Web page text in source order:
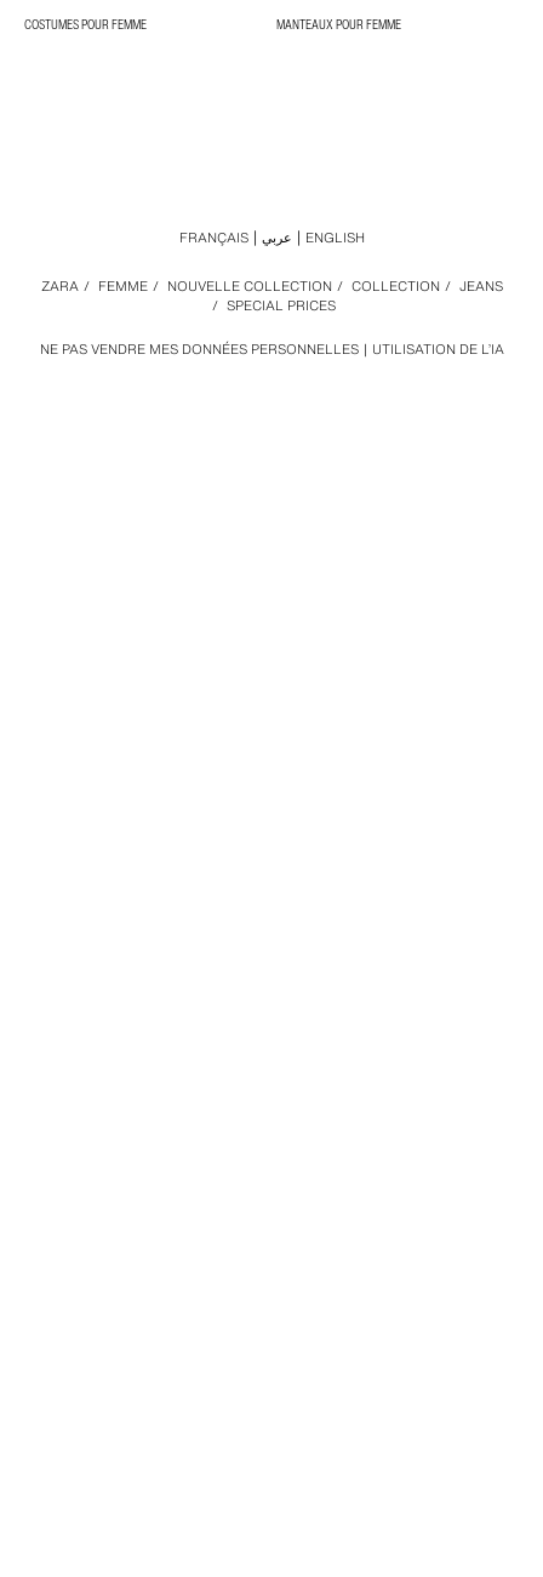
COSTUMES POUR FEMME
MANTEAUX POUR FEMME
NE PAS VENDRE MES DONNÉES PERSONNELLES UTILISATION DE L’IA
ZARA / FEMME / NOUVELLE COLLECTION / COLLECTION / JEANS
/ SPECIAL PRICES
FRANÇAIS عربي ENGLISH